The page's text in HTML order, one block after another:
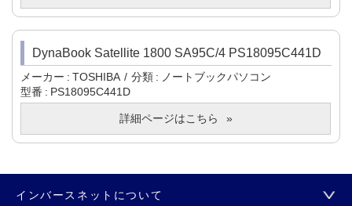
DynaBook Satellite 1800 SA95C/4 PS18095C441D
メーカー TOSHIBA 分類
ノートブックパソコン
型番
PS18095C441D
詳細ページはこちら
インバースネットについて